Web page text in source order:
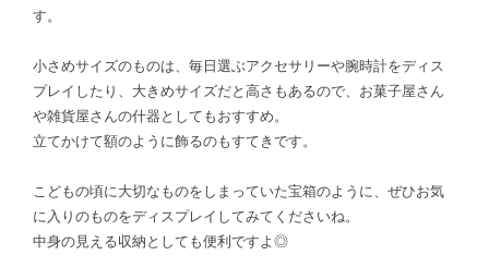
す。
小さめサイズのものは、毎日選ぶアクセサリーや腕時計をディス
プレイしたり、大きめサイズだと高さもあるので、お菓子屋さん
や雑貨屋さんの什器としてもおすすめ。
立てかけて額のように飾るのもすてきです。
こどもの頃に大切なものをしまっていた宝箱のように、ぜひお気
に入りのものをディスプレイしてみてくださいね。
中身の見える収納としても便利ですよ◎